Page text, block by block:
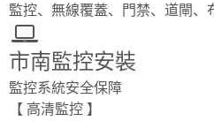
監控、無線覆蓋、門禁、道閘
市南監控安裝
監控系統安全保障
【 高清監控 】